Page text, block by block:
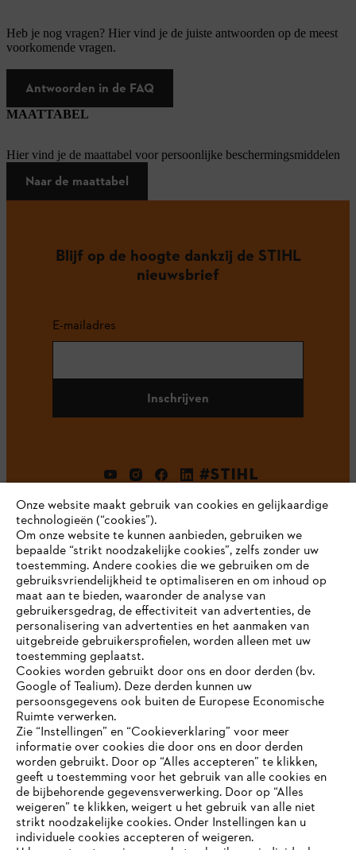
Heb je nog vragen? Hier vind je de juiste antwoorden op de meest
voorkomende vragen.
Antwoorden in de FAQ
MAATTABEL
Hier vind je de maattabel voor persoonlijke beschermingsmiddelen
Naar de maattabel
Blijf op de hoogte dankzij de STIHL
nieuwsbrief
E-mailadres
Inschrijven
#STIHL
Bedrijf
STIHL FAQ
Contact
Gegevensbescherming Impressum
JE BROWSER WORDT NIET
ONDERSTEUND
Je gebruikt een browser die we nog niet ondersteunen. Om
onze website optimaal te kunnen gebruiken, raden we aan dat
Onze website maakt gebruik van cookies en gelijkaardige
technologieën (“cookies”).
Om onze website te kunnen aanbieden, gebruiken we
bepaalde “strikt noodzakelijke cookies”, zelfs zonder uw
toestemming. Andere cookies die we gebruiken om de
gebruiksvriendelijkheid te optimaliseren en om inhoud op
maat aan te bieden, waaronder de analyse van
gebruikersgedrag, de effectiviteit van advertenties, de
personalisering van advertenties en het aanmaken van
uitgebreide gebruikersprofielen, worden alleen met uw
toestemming geplaatst.
Cookies worden gebruikt door ons en door derden (bv.
Google of Tealium). Deze derden kunnen uw
persoonsgegevens ook buiten de Europese Economische
Ruimte verwerken.
Zie “Instellingen” en “Cookieverklaring” voor meer
informatie over cookies die door ons en door derden
worden gebruikt. Door op “Alles accepteren” te klikken,
geeft u toestemming voor het gebruik van alle cookies en
de bijbehorende gegevensverwerking. Door op “Alles
weigeren” te klikken, weigert u het gebruik van alle niet
strikt noodzakelijke cookies. Onder Instellingen kan u
individuele cookies accepteren of weigeren.